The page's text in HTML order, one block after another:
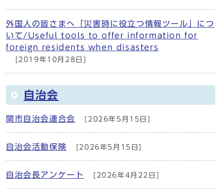
外国人の皆さまへ「災害時に役立つ情報ツール」につ
いて/Useful tools to offer information for
foreign residents when disasters
[2019年10月28日]
自治会
関市自治会連合会 [2026年5月15日]
自治会活動保険 [2026年5月15日]
自治会長アンケート [2026年4月22日]